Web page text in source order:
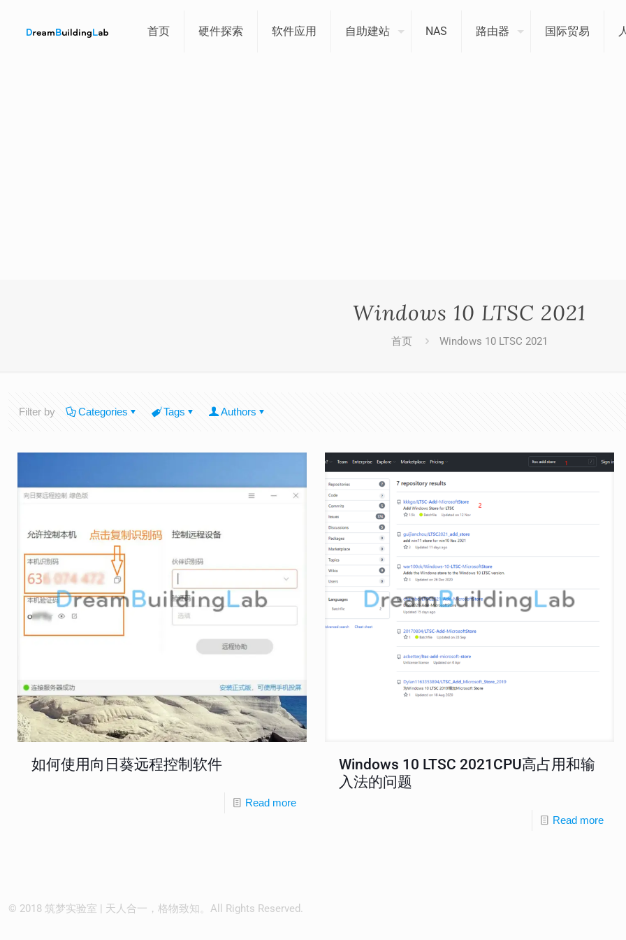
首页 硬件探索 软件应用 自助建站 NAS 路由器 国际贸易
Windows 10 LTSC 2021
首页 Windows 10 LTSC 2021
Filter by Categories Tags Authors
如何使用向日葵远程控制软件
Read more
Windows 10 LTSC 2021CPU高占用和输
入法的问题
Read more
© 2018 筑梦实验室 | 天人合一，格物致知。All Rights Reserved.